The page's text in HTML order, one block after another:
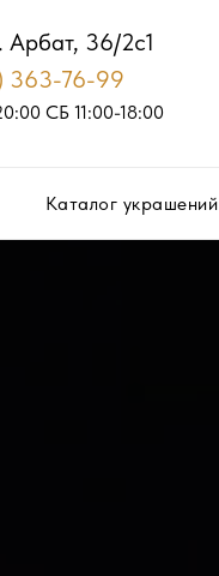
Арбат, 36/2с1
363-76-99
СБ 11:00-18:00
Каталог украшений